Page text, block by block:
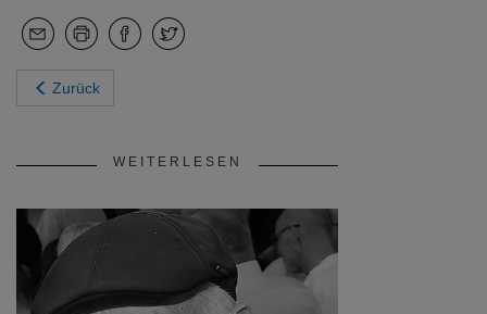
Zurück
WEITERLESEN